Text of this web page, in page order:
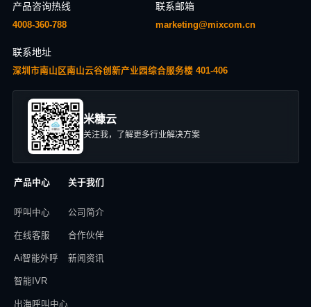
产品咨询热线
4008-360-788
联系邮箱
marketing@mixcom.cn
联系地址
深圳市南山区南山云谷创新产业园综合服务楼 401-406
米糠云
关注我，了解更多行业解决方案
产品中心
呼叫中心
在线客服
Ai智能外呼
智能IVR
出海呼叫中心
关于我们
公司简介
合作伙伴
新闻资讯